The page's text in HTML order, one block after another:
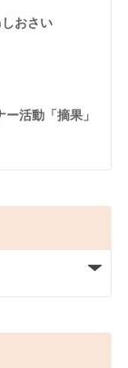
おさい
活動「摘果」